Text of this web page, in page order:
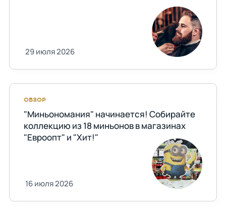
29 июля 2026
ОБЗОР
"Миньономания" начинается! Собирайте
коллекцию из 18 миньонов в магазинах
"Евроопт" и "Хит!"
16 июля 2026